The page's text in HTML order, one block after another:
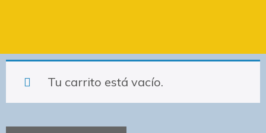
Tu carrito está vacío.